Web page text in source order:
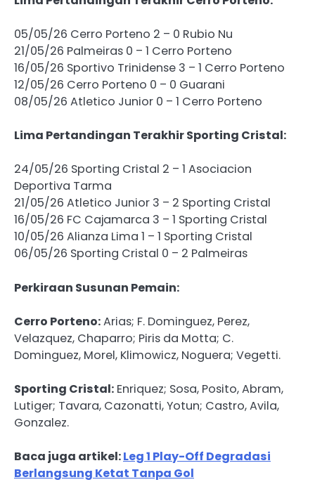
05/05/26 Cerro Porteno 2 – 0 Rubio Nu
21/05/26 Palmeiras 0 – 1 Cerro Porteno
16/05/26 Sportivo Trinidense 3 – 1 Cerro Porteno
12/05/26 Cerro Porteno 0 – 0 Guarani
08/05/26 Atletico Junior 0 – 1 Cerro Porteno
Lima Pertandingan Terakhir Sporting Cristal:
24/05/26 Sporting Cristal 2 – 1 Asociacion
Deportiva Tarma
21/05/26 Atletico Junior 3 – 2 Sporting Cristal
16/05/26 FC Cajamarca 3 – 1 Sporting Cristal
10/05/26 Alianza Lima 1 – 1 Sporting Cristal
06/05/26 Sporting Cristal 0 – 2 Palmeiras
Perkiraan Susunan Pemain:
Cerro Porteno:Arias; F. Dominguez, Perez,
Velazquez, Chaparro; Piris da Motta; C.
Dominguez, Morel, Klimowicz, Noguera; Vegetti.
Sporting Cristal: Enriquez; Sosa, Posito, Abram,
Lutiger; Tavara, Cazonatti, Yotun; Castro, Avila,
Gonzalez.
Baca juga artikel:Leg 1 Play-Off Degradasi
Berlangsung Ketat Tanpa Gol